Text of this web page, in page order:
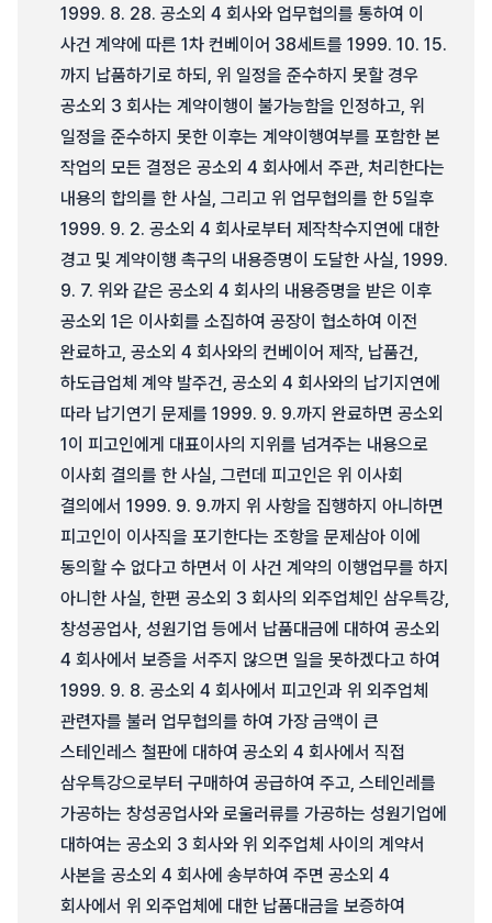
1999. 8. 28. 공소외 4 회사와 업무협의를 통하여 이
사건 계약에 따른 1차 컨베이어 38세트를 1999. 10. 15.
까지 납품하기로 하되, 위 일정을 준수하지 못할 경우
공소외 3 회사는 계약이행이 불가능함을 인정하고, 위
일정을 준수하지 못한 이후는 계약이행여부를 포함한 본
작업의 모든 결정은 공소외 4 회사에서 주관, 처리한다는
내용의 합의를 한 사실, 그리고 위 업무협의를 한 5일후
1999. 9. 2. 공소외 4 회사로부터 제작착수지연에 대한
경고 및 계약이행 촉구의 내용증명이 도달한 사실, 1999.
9. 7. 위와 같은 공소외 4 회사의 내용증명을 받은 이후
공소외 1은 이사회를 소집하여 공장이 협소하여 이전
완료하고, 공소외 4 회사와의 컨베이어 제작, 납품건,
하도급업체 계약 발주건, 공소외 4 회사와의 납기지연에
따라 납기연기 문제를 1999. 9. 9.까지 완료하면 공소외
1이 피고인에게 대표이사의 지위를 넘겨주는 내용으로
이사회 결의를 한 사실, 그런데 피고인은 위 이사회
결의에서 1999. 9. 9.까지 위 사항을 집행하지 아니하면
피고인이 이사직을 포기한다는 조항을 문제삼아 이에
동의할 수 없다고 하면서 이 사건 계약의 이행업무를 하지
아니한 사실, 한편 공소외 3 회사의 외주업체인 삼우특강,
창성공업사, 성원기업 등에서 납품대금에 대하여 공소외
4 회사에서 보증을 서주지 않으면 일을 못하겠다고 하여
1999. 9. 8. 공소외 4 회사에서 피고인과 위 외주업체
관련자를 불러 업무협의를 하여 가장 금액이 큰
스테인레스 철판에 대하여 공소외 4 회사에서 직접
삼우특강으로부터 구매하여 공급하여 주고, 스테인레를
가공하는 창성공업사와 로울러류를 가공하는 성원기업에
대하여는 공소외 3 회사와 위 외주업체 사이의 계약서
사본을 공소외 4 회사에 송부하여 주면 공소외 4
회사에서 위 외주업체에 대한 납품대금을 보증하여